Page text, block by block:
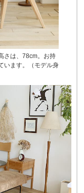
さは、78cm。お持
います。（モデル身